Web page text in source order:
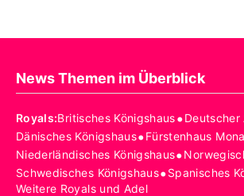
News Themen im Überblick
Royals:Britisches Königshaus•Deutscher
Dänisches Königshaus•Fürstenhaus
Niederländisches Königshaus•
Schwedisches Königshaus•Spanisches
Weitere Royals und Adel